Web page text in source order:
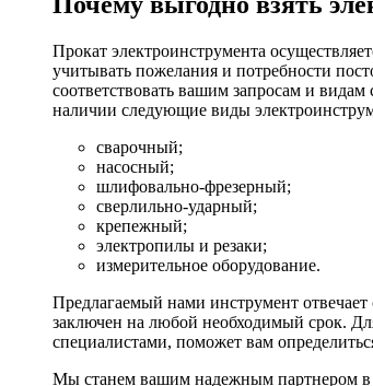
Прокат электроинструмента
учитывать пожелания и потребности
соответствовать вашим запросам и
наличии следующие виды
сварочный;
насосный;
шлифовально-фрезерный;
сверлильно-ударный;
крепежный;
электропилы и резаки;
измерительное оборудование.
Предлагаемый нами инструмент
заключен на любой необходимый срок.
специалистами, поможет вам
Мы станем вашим надежным партнером в